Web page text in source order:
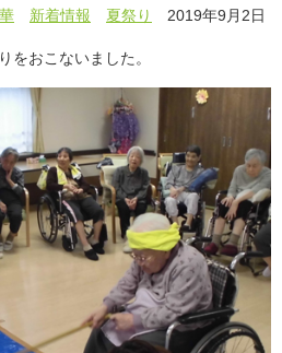
新着情報 夏祭り 2019年9月2日
をおこないました。